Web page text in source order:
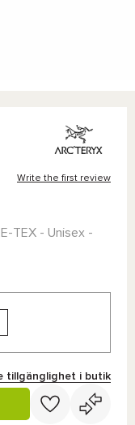
Write the first review
TEX - Unisex -
tillgänglighet i butik